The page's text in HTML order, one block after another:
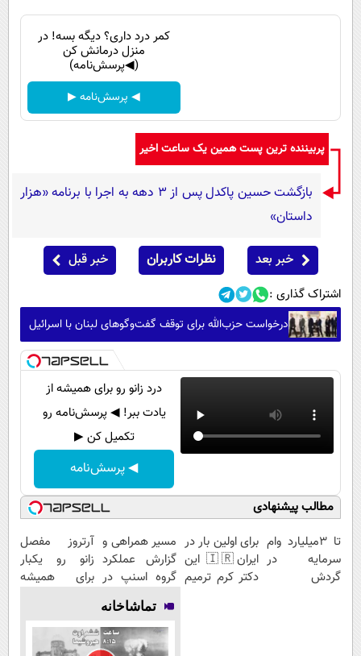
فرهنگی
اجتماعی
سیاست خارجی
کمر درد داری؟ دیگه بسه! در
منزل درمانش کن
(◀پرسش‌نامه)
◀ پرسش‌نامه ▶
پربیننده ترین پست همین یک ساعت اخیر
بازگشت حسین پاکدل پس از ۳ دهه به اجرا با برنامه «هزار
داستان»
خبر بعد نظرات کاربران خبر قبل
اشتراک گذاری :
درخواست حزب‌الله برای توقف گفت‌وگوهای لبنان با اسرائیل
درد زانو رو برای همیشه از
یادت ببر! ◀ پرسش‌نامه رو
تکمیل کن ▶
◀ پرسش‌نامه
مطالب پیشنهادی
تا 3میلیارد وام
سرمایه در
گردش
برای اولین بار در
ایران🇮🇷 این
دکتر کرم ترمیم
مسیر همراهی و
گزارش عملکرد
گروه اسنپ در
آرتروز مفصل
زانو رو یکبار
برای همیشه
تماشاخانه